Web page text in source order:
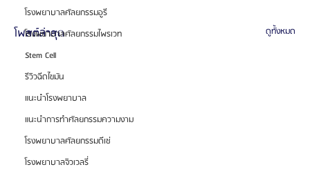
โรงพยาบาลศัลยกรรมอูรี
โรงพยาบาลศัลยกรรมไพรเวท
Stem Cell
รีวิวฉีดไขมัน
แนะนำโรงพยาบาล
แนะนำการทำศัลยกรรมความงาม
โรงพยาบาลศัลยกรรมดีเซ่
โรงพยาบาลจิวเวลรี่
โพสต์ล่าสุด ดูทั้งหมด